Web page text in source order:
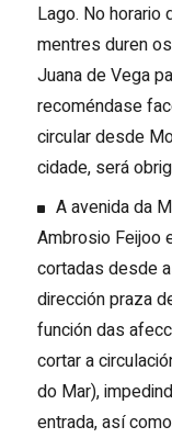
Lago. No
mentres duren
Juana de Vega
recoméndase
circular desde
cidade, será
A avenida da
Ambrosio Feijoo
cortadas desde
dirección praza
función das
cortar a
do Mar),
entrada, así